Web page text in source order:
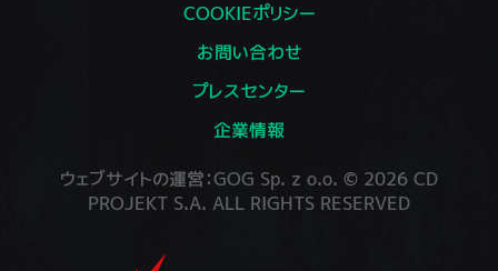
COOKIEポリシー
お問い合わせ
プレスセンター
企業情報
ウェブサイトの運営：GOG Sp. z o.o. © 2026 CD
PROJEKT S.A. ALL RIGHTS RESERVED